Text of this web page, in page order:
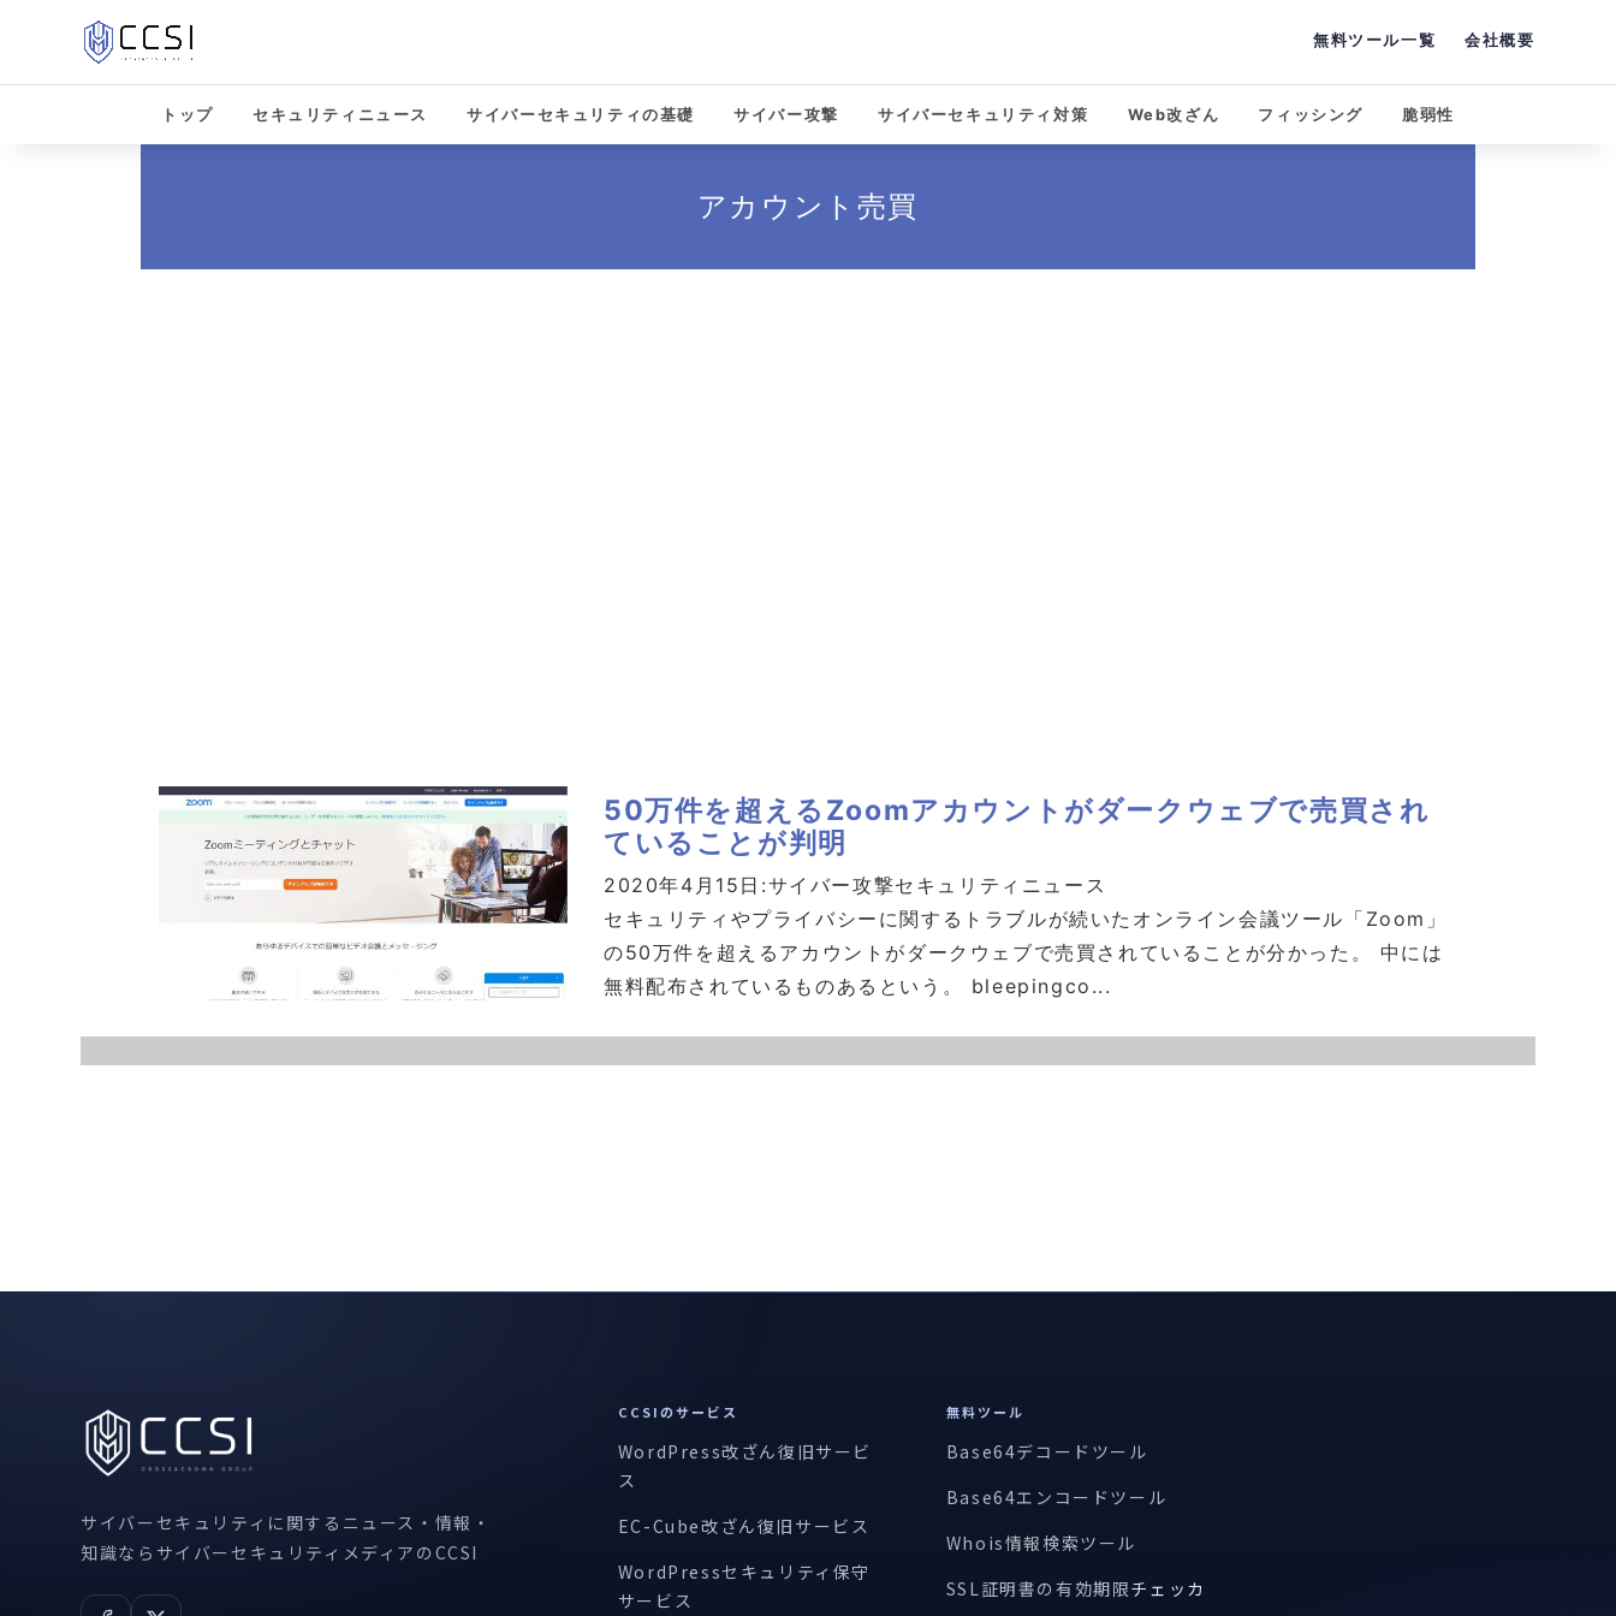
無料ツール一覧 会社概要
トップ セキュリティニュース サイバーセキュリティの基礎 サイバー攻撃 サイバーセキュリティ対策 Web改ざん フィッシング 脆弱性
アカウント売買
50万件を超えるZoomアカウントがダークウェブで売買され
ていることが判明
2020年4月15日:サイバー攻撃セキュリティニュース
セキュリティやプライバシーに関するトラブルが続いたオンライン会議ツール「Zoom」
の50万件を超えるアカウントがダークウェブで売買されていることが分かった。 中には
無料配布されているものあるという。 bleepingco...
サイバーセキュリティに関するニュース・情報・
知識ならサイバーセキュリティメディアのCCSI
CCSIのサービス
WordPress改ざん復旧サービ
ス
EC-Cube改ざん復旧サービス
WordPressセキュリティ保守
サービス
無料ツール
Base64デコードツール
Base64エンコードツール
Whois情報検索ツール
SSL証明書の有効期限チェッカ